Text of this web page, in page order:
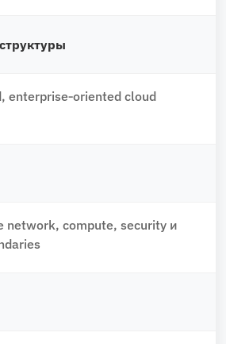
enterprise‑oriented cloud
network, compute, security и